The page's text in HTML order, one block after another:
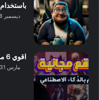
باستخدام midjourney شرح مفصل
ديسمبر 18, 2022
اقوي 6 مواقع مجانية للرسم بالذكاء الاصطناعي
مارس 31, 2023